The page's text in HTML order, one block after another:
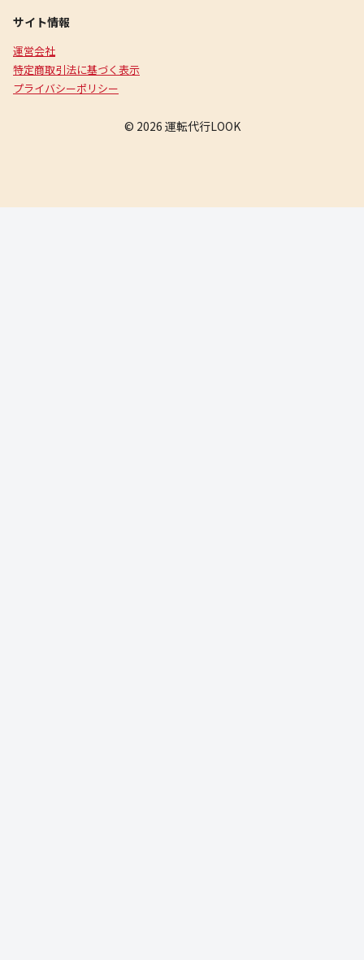
サイト情報
運営会社
特定商取引法に基づく表示
プライバシーポリシー
© 2026 運転代行LOOK